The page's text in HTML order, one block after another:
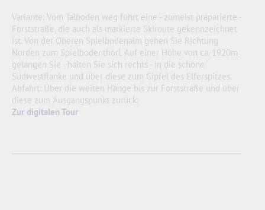
Variante: Vom Talboden weg führt eine - zumeist präparierte -
Forststraße, die auch als markierte Skiroute gekennzeichnet
ist. Von der Oberen Spielbodenalm gehen Sie Richtung
Norden zum Spielbodenthörl. Auf einer Höhe von ca. 1920m
gelangen Sie - halten Sie sich rechts - in die schöne
Südwestflanke und über diese zum Gipfel des Elferspitzes.
Abfahrt: Über die weiten Hänge bis zur Forststraße und über
diese zum Ausgangspunkt zurück.
Zur digitalen Tour